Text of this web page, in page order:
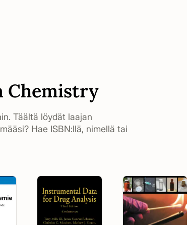
Chemistry
Täältä löydät laajan
Hae ISBN:llä, nimellä tai